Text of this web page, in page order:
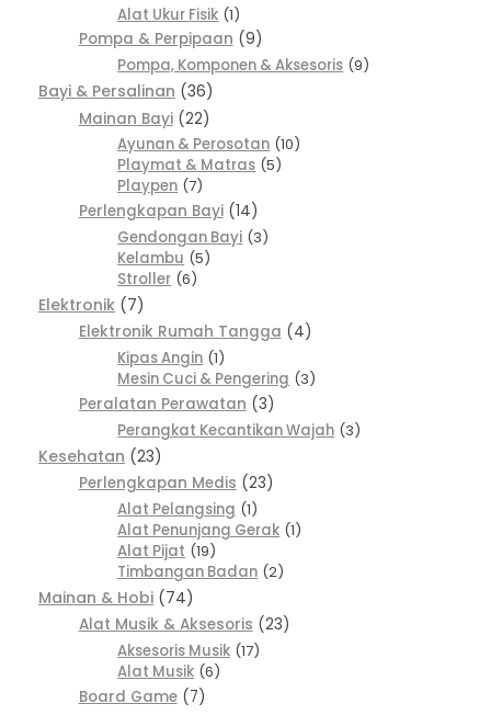
Alat Ukur Fisik 1
Pompa & Perpipaan
9
Pompa, Komponen & Aksesoris 9
Bayi & Persalinan 36
Mainan Bayi 22
Ayunan & Perosotan 10
Playmat & Matras 5
Playpen 7
Perlengkapan Bayi 14
Gendongan Bayi 3
Kelambu 5
Stroller 6
Elektronik 7
Elektronik Rumah Tangga
4
Kipas Angin 1
Mesin Cuci & Pengering 3
Peralatan Perawatan
3
Perangkat Kecantikan Wajah 3
Kesehatan 23
Perlengkapan Medis
23
Alat Pelangsing 1
Alat Penunjang Gerak 1
Alat Pijat 19
Timbangan Badan 2
Mainan & Hobi 74
Alat Musik & Aksesoris
23
Aksesoris Musik 17
Alat Musik 6
Board Game
7